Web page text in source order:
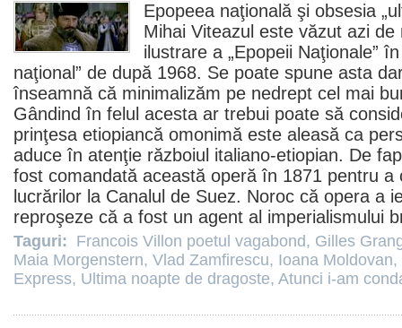
Epopeea naţională şi obsesia
Mihai Viteazul este văzut azi de
ilustrare a „Epopeii Naţionale”
naţional” de după 1968. Se poate spune asta
înseamnă că minimalizăm pe nedrept cel mai
Gândind în felul acesta ar trebui poate să
prinţesa etiopiancă omonimă este aleasă ca
aduce în atenţie războiul italiano-etiopian. De
fost comandată această operă în 1871 pentru a
lucrărilor la Canalul de Suez. Noroc că opera a
reproşeze că a fost un agent al imperialismului
Taguri: Francois Villon poetul vagabond, Gilles
Maia Morgenstern, Vlad Zamfirescu, Ioana Moldovan,
Express, Ultima noapte de dragoste, Atunci i-am